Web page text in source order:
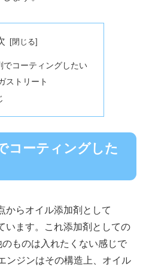
でコーティングしたい
ストリート
コーティングした
からオイル添加剤として
います。これ添加剤としての
ものは入れたくない感じで
ンジンはその構造上、オイル